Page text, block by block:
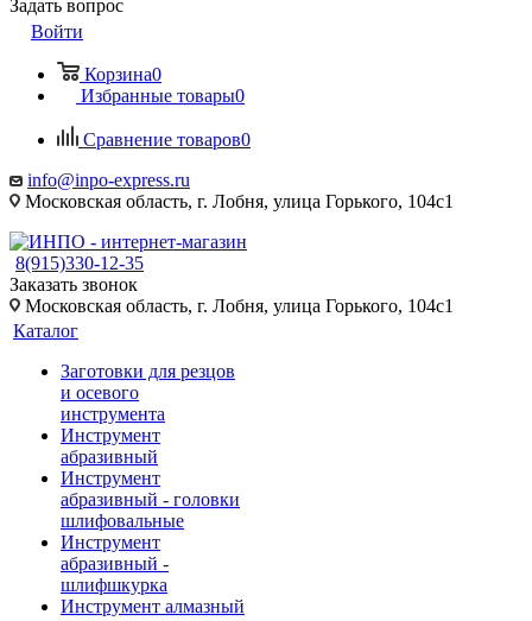
Задать вопрос
Войти
Корзина0
Избранные товары0
Сравнение товаров0
info@inpo-express.ru
Московская область, г. Лобня, улица Горького, 104с1
8(915)330-12-35
Заказать звонок
Московская область, г. Лобня, улица Горького, 104с1
Каталог
Заготовки для резцов
и осевого
инструмента
Инструмент
абразивный
Инструмент
абразивный - головки
шлифовальные
Инструмент
абразивный -
шлифшкурка
Инструмент алмазный